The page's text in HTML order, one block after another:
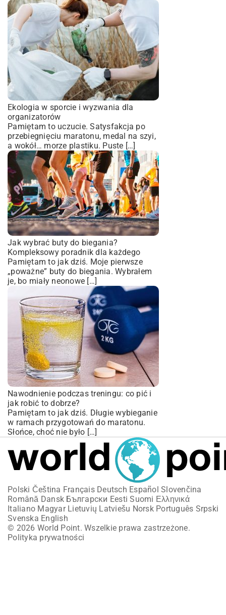
Ekologia w sporcie i wyzwania dla
organizatorów
Pamiętam to uczucie. Satysfakcja po
przebiegnięciu maratonu, medal na szyi,
a wokół… morze plastiku. Puste […]
Jak wybrać buty do biegania?
Kompleksowy poradnik dla każdego
Pamiętam to jak dziś. Moje pierwsze
„poważne” buty do biegania. Wybrałem
je, bo miały neonowe […]
Nawodnienie podczas treningu: co pić i
jak robić to dobrze?
Pamiętam to jak dziś. Długie wybieganie
w ramach przygotowań do maratonu.
Słońce, choć nie było […]
Polski Čeština Français Deutsch Español Slovenčina
Română Dansk Български Eesti Suomi Ελληνικά
Italiano Magyar Lietuvių Latviešu Norsk Português Srpski
Svenska English
© 2026 World Point. Wszelkie prawa zastrzeżone.
Polityka prywatności